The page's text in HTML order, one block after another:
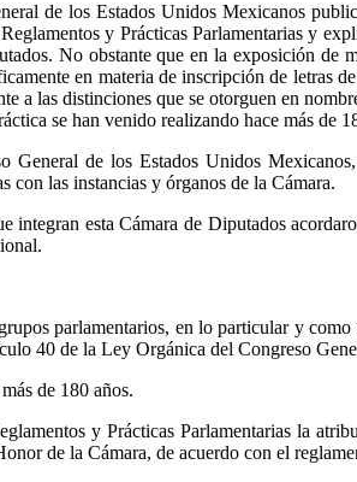
de los Estados Unidos Mexicanos
y Prácticas Parlamentarias y
No obstante que en la exposición
en materia de inscripción de
a las distinciones que se otorguen en
se han venido realizando hace más de
de los Estados Unidos
con las instancias y órganos de la Cámara.
integran esta Cámara de Diputados
parlamentarios, en lo particular y
40 de la Ley Orgánica del Congreso
de 180 años.
y Prácticas Parlamentarias la
de la Cámara, de acuerdo con el